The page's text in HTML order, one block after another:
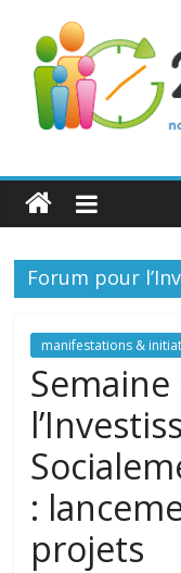
24h
Santé
La
de
toute
famille
Forum pour
manifestations &
Semaine
:
projets